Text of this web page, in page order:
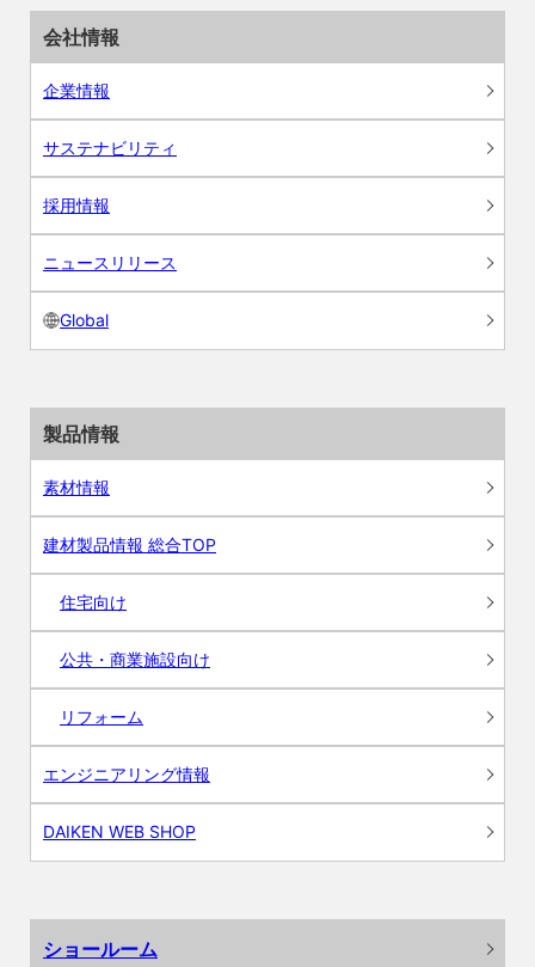
会社情報
企業情報
サステナビリティ
採用情報
ニュースリリース
Global
製品情報
素材情報
建材製品情報 総合TOP
住宅向け
公共・商業施設向け
リフォーム
エンジニアリング情報
DAIKEN WEB SHOP
ショールーム